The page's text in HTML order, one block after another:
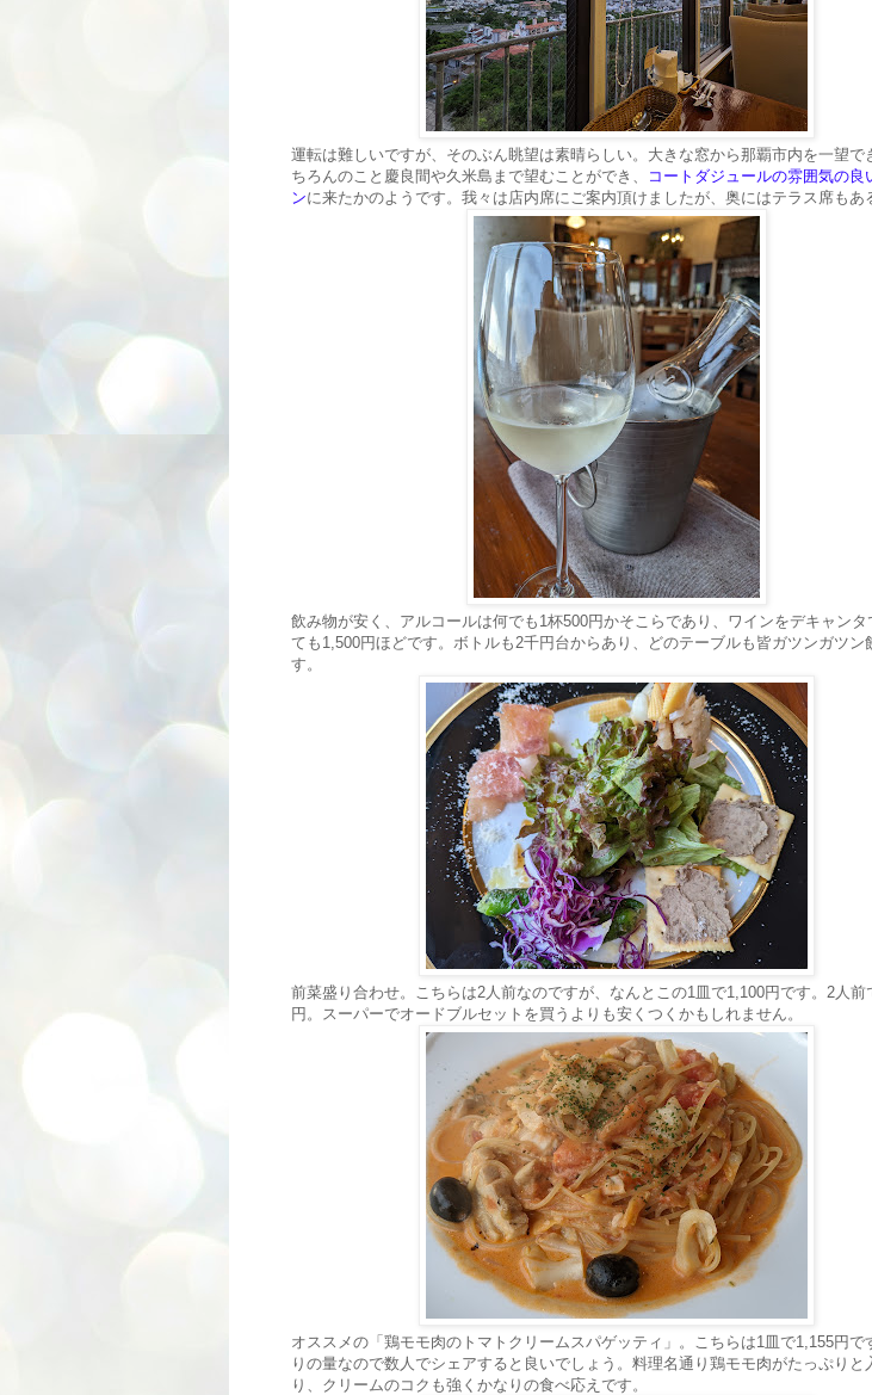
運転は難しいですが、そのぶん眺望は素晴らしい。大きな窓から那覇市内を一望で
ちろんのこと慶良間や久米島まで望むことができ、
コートダジュールの雰囲気の良
ンに来たかのようです。我々は店内席にご案内頂けましたが、奥にはテラス席もあ
飲み物が安く、アルコールは何でも1杯500円かそこらであり、ワインをデキャンタ
ても1,500円ほどです。ボトルも2千円台からあり、どのテーブルも皆ガツンガツン
す。
前菜盛り合わせ。こちらは2人前なのですが、なんとこの1皿で1,100円です。2人前
円。スーパーでオードブルセットを買うよりも安くつくかもしれません。
オススメの「鶏モモ肉のトマトクリームスパゲッティ」。こちらは1皿で1,155円で
りの量なので数人でシェアすると良いでしょう。料理名通り鶏モモ肉がたっぷりと
り、クリームのコクも強くかなりの食べ応えです。